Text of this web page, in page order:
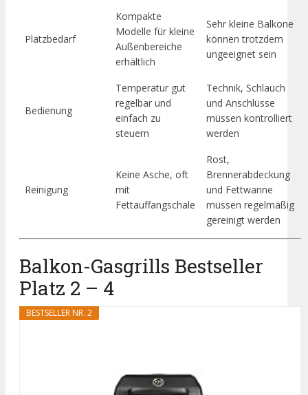
Platzbedarf
Kompakte
Modelle für kleine
Außenbereiche
erhältlich
Sehr kleine Balkone
können trotzdem
ungeeignet sein
Bedienung
Temperatur gut
regelbar und
einfach zu
steuern
Technik, Schlauch
und Anschlüsse
müssen kontrolliert
werden
Reinigung
Keine Asche, oft
mit
Fettauffangschale
Rost,
Brennerabdeckung
und Fettwanne
müssen regelmäßig
gereinigt werden
Balkon-Gasgrills Bestseller
Platz 2 – 4
BESTSELLER NR. 2